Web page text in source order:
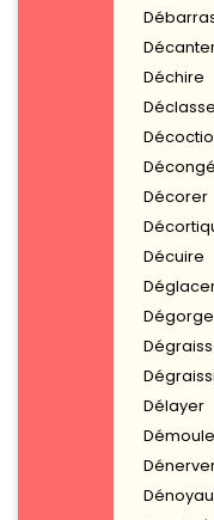
Déchire
Décorer
Décuire
Délayer